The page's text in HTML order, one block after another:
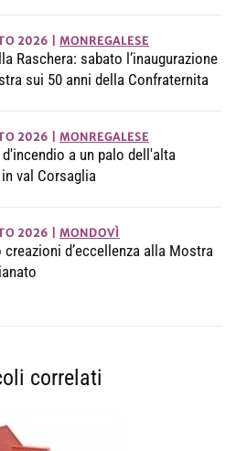
2026 MONREGALESE
Raschera: sabato l’inaugurazione
sui 50 anni della Confraternita
2026 MONREGALESE
a un palo dell'alta
val Corsaglia
2026 MONDOVÌ
d’eccellenza alla Mostra
correlati